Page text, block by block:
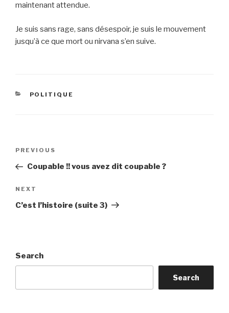
maintenant attendue.
Je suis sans rage, sans désespoir, je suis le mouvement
jusqu’à ce que mort ou nirvana s’en suive.
CATEGORIES
POLITIQUE
Previous
Post
PREVIOUS
Coupable !! vous avez dit coupable ?
Next
Post
NEXT
C’est l’histoire (suite 3)
Search
Search